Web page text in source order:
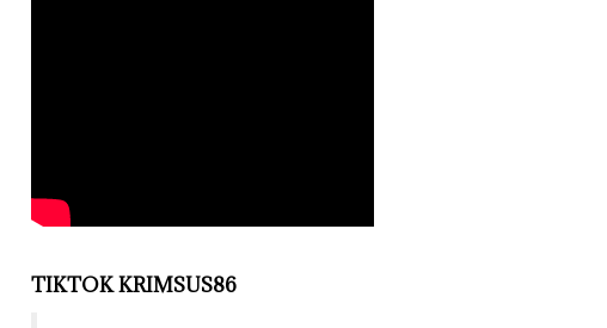
TIKTOK KRIMSUS86